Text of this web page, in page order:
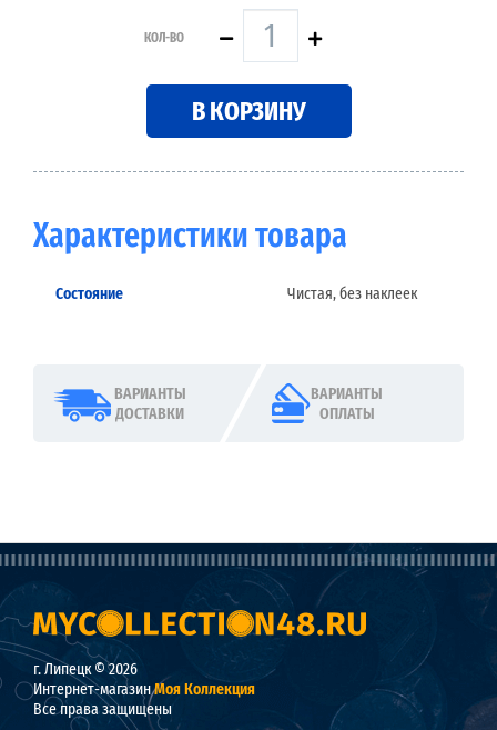
КОЛ-ВО
В КОРЗИНУ
Характеристики товара
Состояние Чистая, без наклеек
ВАРИАНТЫ
ДОСТАВКИ
ВАРИАНТЫ
ОПЛАТЫ
г. Липецк © 2026
Интернет-магазинМоя Коллекция
Все права защищены